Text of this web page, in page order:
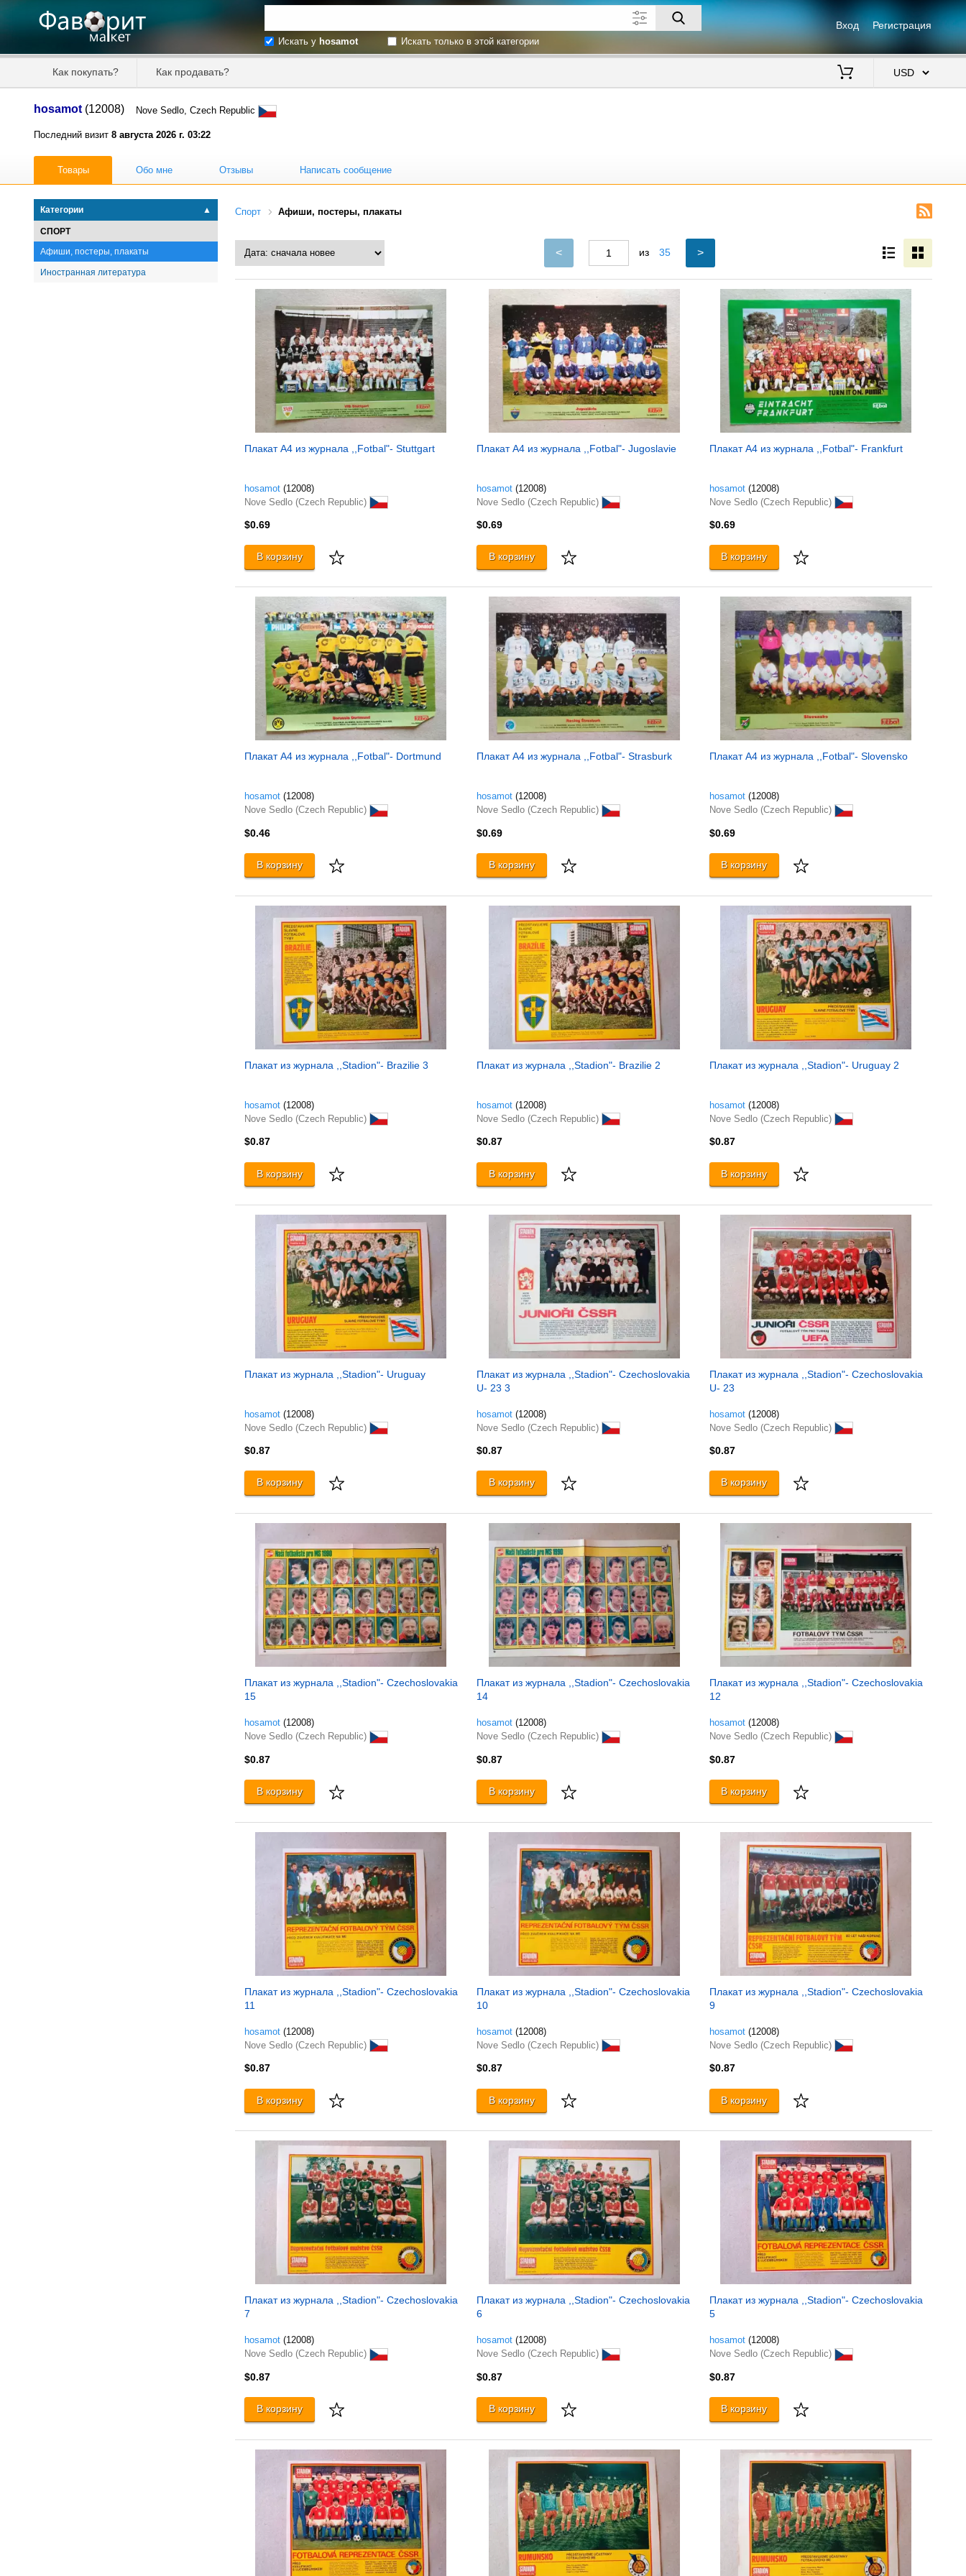
Вход Регистрация
Искать у hosamot Искать только в этой категории
Как покупать? Как продавать?
hosamot (12008) Nove Sedlo, Czech Republic
Последний визит 8 августа 2026 г. 03:22
Товары Обо мне Отзывы Написать сообщение
Категории ▲
СПОРТ
Афиши, постеры, плакаты
Иностранная литература
Спорт Афиши, постеры, плакаты
< из 35 >
Плакат A4 из журнала ,,Fotbal"- Stuttgart
hosamot (12008)
Nove Sedlo (Czech Republic)
$0.69
В корзину
Плакат A4 из журнала ,,Fotbal"- Jugoslavie
hosamot (12008)
Nove Sedlo (Czech Republic)
$0.69
В корзину
Плакат A4 из журнала ,,Fotbal"- Frankfurt
hosamot (12008)
Nove Sedlo (Czech Republic)
$0.69
В корзину
Плакат A4 из журнала ,,Fotbal"- Dortmund
hosamot (12008)
Nove Sedlo (Czech Republic)
$0.46
В корзину
Плакат A4 из журнала ,,Fotbal"- Strasburk
hosamot (12008)
Nove Sedlo (Czech Republic)
$0.69
В корзину
Плакат A4 из журнала ,,Fotbal"- Slovensko
hosamot (12008)
Nove Sedlo (Czech Republic)
$0.69
В корзину
Плакат из журнала ,,Stadion"- Brazilie 3
hosamot (12008)
Nove Sedlo (Czech Republic)
$0.87
В корзину
Плакат из журнала ,,Stadion"- Brazilie 2
hosamot (12008)
Nove Sedlo (Czech Republic)
$0.87
В корзину
Плакат из журнала ,,Stadion"- Uruguay 2
hosamot (12008)
Nove Sedlo (Czech Republic)
$0.87
В корзину
Плакат из журнала ,,Stadion"- Uruguay
hosamot (12008)
Nove Sedlo (Czech Republic)
$0.87
В корзину
Плакат из журнала ,,Stadion"- Czechoslovakia
U- 23 3
hosamot (12008)
Nove Sedlo (Czech Republic)
$0.87
В корзину
Плакат из журнала ,,Stadion"- Czechoslovakia
U- 23
hosamot (12008)
Nove Sedlo (Czech Republic)
$0.87
В корзину
Плакат из журнала ,,Stadion"- Czechoslovakia
15
hosamot (12008)
Nove Sedlo (Czech Republic)
$0.87
В корзину
Плакат из журнала ,,Stadion"- Czechoslovakia
14
hosamot (12008)
Nove Sedlo (Czech Republic)
$0.87
В корзину
Плакат из журнала ,,Stadion"- Czechoslovakia
12
hosamot (12008)
Nove Sedlo (Czech Republic)
$0.87
В корзину
Плакат из журнала ,,Stadion"- Czechoslovakia
11
hosamot (12008)
Nove Sedlo (Czech Republic)
$0.87
В корзину
Плакат из журнала ,,Stadion"- Czechoslovakia
10
hosamot (12008)
Nove Sedlo (Czech Republic)
$0.87
В корзину
Плакат из журнала ,,Stadion"- Czechoslovakia
9
hosamot (12008)
Nove Sedlo (Czech Republic)
$0.87
В корзину
Плакат из журнала ,,Stadion"- Czechoslovakia
7
hosamot (12008)
Nove Sedlo (Czech Republic)
$0.87
В корзину
Плакат из журнала ,,Stadion"- Czechoslovakia
6
hosamot (12008)
Nove Sedlo (Czech Republic)
$0.87
В корзину
Плакат из журнала ,,Stadion"- Czechoslovakia
5
hosamot (12008)
Nove Sedlo (Czech Republic)
$0.87
В корзину